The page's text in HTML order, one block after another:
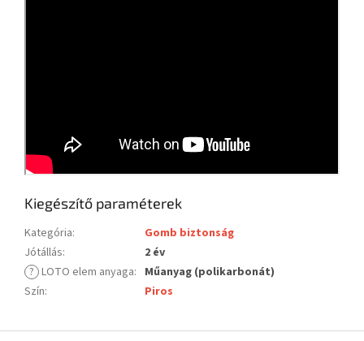
Kiegészítő paraméterek
Kategória:
Gomb biztonság
Jótállás:
2 év
? LOTO elem anyaga: Műanyag (polikarbonát)
Szín: Piros